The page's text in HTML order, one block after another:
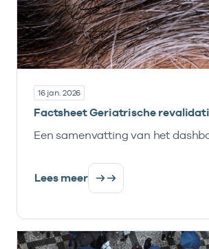
16 jan. 2026
Factsheet Geriatrische
Een samenvatting van het
Lees meer